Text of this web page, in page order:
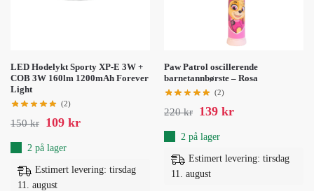
LED Hodelykt Sporty XP-E 3W +
COB 3W 160lm 1200mAh Forever
Light
(2)
150kr 109 kr
2 på lager
Estimert levering: tirsdag
11. august
Paw Patrol oscillerende
barnetannbørste – Rosa
(2)
220kr 139 kr
2 på lager
Estimert levering: tirsdag
11. august